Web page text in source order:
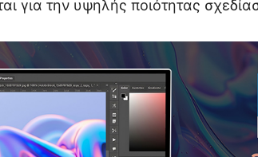
για την υψηλής ποιότητας